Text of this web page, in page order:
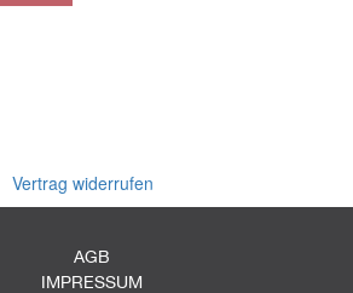
Vertrag widerrufen
AGB
IMPRESSUM